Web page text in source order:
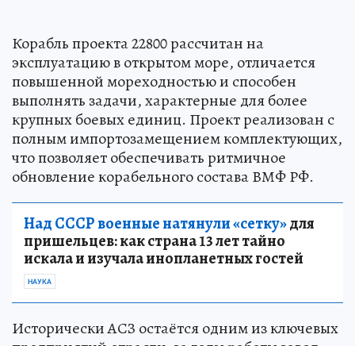
Корабль проекта 22800 рассчитан на
эксплуатацию в открытом море, отличается
повышенной мореходностью и способен
выполнять задачи, характерные для более
крупных боевых единиц. Проект реализован с
полным импортозамещением комплектующих,
что позволяет обеспечивать ритмичное
обновление корабельного состава ВМФ РФ.
Над СССР военные натянули «сетку»для
пришельцев: как страна 13 лет тайно
искала и изучала инопланетных гостей
НАУКА
Исторически АСЗ остаётся одним из ключевых